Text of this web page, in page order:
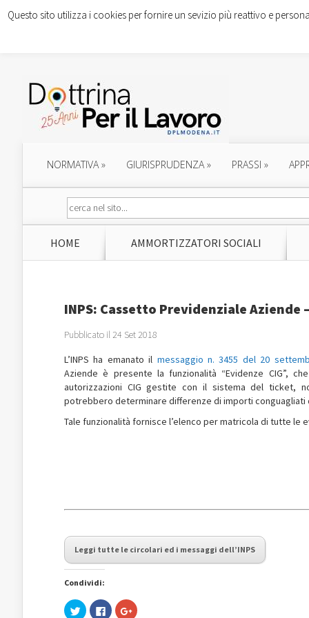
NORMATIVA» GIURISPRUDENZA» PRASSI »
HOME AMMORTIZZATORI SOCIALI
INPS: Cassetto Previdenziale Aziende
Pubblicato il 24 Set 2018
L’INPS ha emanato il messaggio n. 3455 del 20
Aziende è presente la funzionalità “Evidenze CIG”,
autorizzazioni CIG gestite con il sistema del ticket,
potrebbero determinare differenze di importi conguagliati
Tale funzionalità fornisce l’elenco per matricola di tutte
Leggi tutte le circolari ed i messaggi dell’INPS
Condividi:
Fai Fai Fai
Questo sito utilizza i cookies per fornire un sevizio più reattivo e